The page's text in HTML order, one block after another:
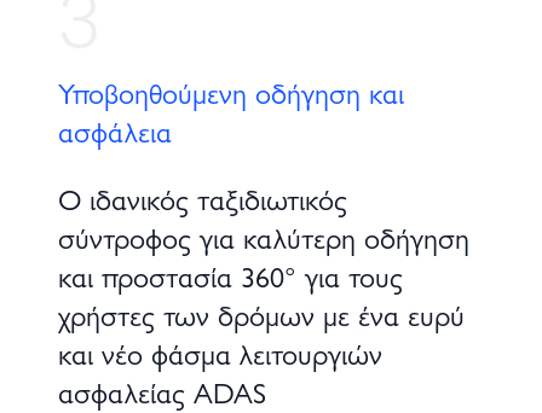
Υποβοηθούμενη οδήγηση και
ασφάλεια
Ο ιδανικός ταξιδιωτικός
σύντροφος για καλύτερη οδήγηση
και προστασία 360° για τους
χρήστες των δρόμων με ένα ευρύ
και νέο φάσμα λειτουργιών
ασφαλείας ADAS